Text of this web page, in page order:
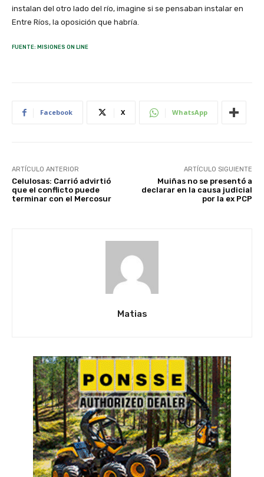
instalan del otro lado del río, imagine si se pensaban instalar en
Entre Ríos, la oposición que habría.
FUENTE: MISIONES ON LINE
Facebook X WhatsApp
ARTÍCULO ANTERIOR
Celulosas: Carrió advirtió
que el conflicto puede
terminar con el Mercosur
ARTÍCULO SIGUIENTE
Muiñas no se presentó a
declarar en la causa judicial
por la ex PCP
Matias